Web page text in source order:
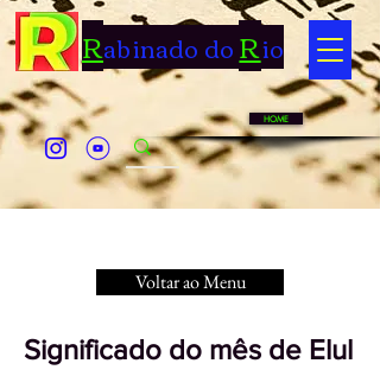
Rabinado doRio
HOME
Voltar ao Menu
Significado do mês de Elul